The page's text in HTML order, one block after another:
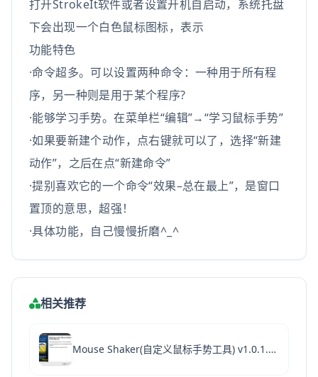
打开StrokeIt软件或者设置开机自启动，系统托盘
下会出现一个白色鼠标图标，表示
功能特色
·命令超多。可以设置两种命令：一种用于所有程
序，另一种则是用于某个程序?
·能够学习手势。在菜单栏“编辑”→“学习鼠标手势”
·如果要新建个动作，点右键就可以了，选择“新建
动作”，之后在点“新建命令”
·提别喜欢它的一个命令“效果–总在最上”，是窗口
置顶的意思，超强！
·具体功能，自己慢慢折磨^_^
相关推荐
Mouse Shaker(自定义鼠标手势工具) v1.0.1.0 免费安装版